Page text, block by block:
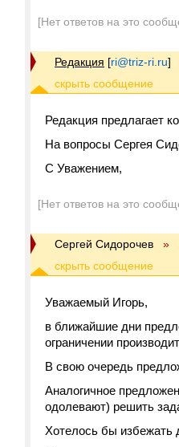
[Нет ответов на это
Редакция [ri@triz-ri.ru]
Редакция предлагает
На вопросы Сергея
С Уважением,
[Нет ответов на это
Сергей Сидорочев »
Уважаемый Игорь,
в ближайшие дни
ограничении
В свою очередь
Аналогичное
одолевают) решить
Хотелось бы избежать